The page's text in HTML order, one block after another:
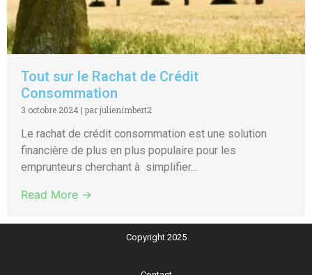
Tout sur le Rachat de Crédit
Consommation
3 octobre 2024 | par julienimbert2
Le rachat de crédit consommation est une solution
financière de plus en plus populaire pour les
emprunteurs cherchant à simplifier...
Read More →
Copyright 2025